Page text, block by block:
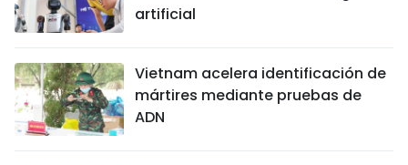
artificial
Vietnam acelera identificación de
mártires mediante pruebas de
ADN